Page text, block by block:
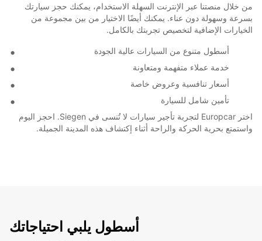
من خلال منصتنا عبر الإنترنت السهلة الاستخدام، يمكنك حجز سيارتك
بسرعة وسهولة دون عناء. يمكنك أيضًا الاختيار من بين مجموعة من
الخيارات الإضافية لتخصيص تجربتك بالكامل.
أسطول متنوع من السيارات عالية الجودة
خدمة عملاء متفهمة ومتعاونة
أسعار تنافسية وعروض خاصة
تأمين شامل للسيارة
اختر Europcar لتجربة تأجير سيارات لا تُنسى في Siegen. احجز اليوم
واستمتع بحرية الحركة والراحة أثناء إكتشاف هذه المدينة الجميلة.
أسطول يلبي احتياجاتك